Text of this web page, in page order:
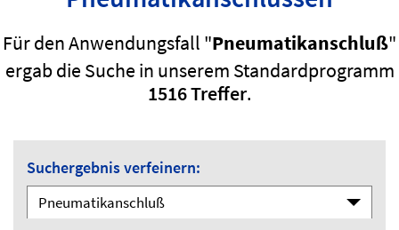
Für den Anwendungsfall "Pneumatikanschluß"
ergab die Suche in unserem Standardprogramm
1516 Treffer.
Suchergebnis verfeinern:
Pneumatikanschluß